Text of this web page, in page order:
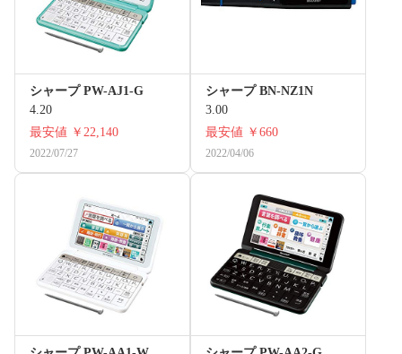
シャープ PW-AJ1-G
4.20
最安値 ￥22,140
2022/07/27
シャープ BN-NZ1N
3.00
最安値 ￥660
2022/04/06